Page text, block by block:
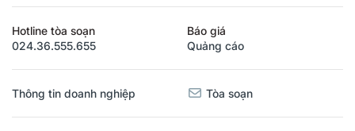
Hotline tòa soạn
024.36.555.655
Báo giá
Quảng cáo
Thông tin doanh nghiệp Tòa soạn